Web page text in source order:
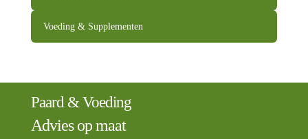
Voeding & Supplementen
Paard & Voeding
Advies op maat